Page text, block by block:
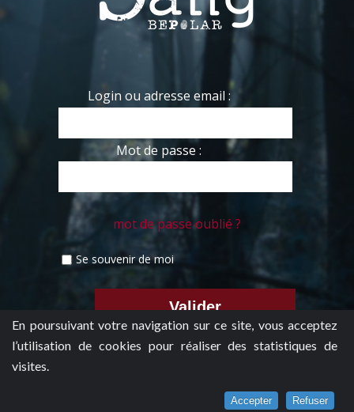
En poursuivant votre navigation sur ce site, vous acceptez
l’utilisation de cookies pour réaliser des statistiques de
visites.
Accepter Refuser
Login ou adresse email :
Mot de passe :
mot de passe oublié ?
Se souvenir de moi